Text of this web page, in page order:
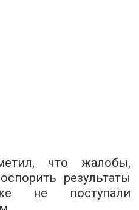
что жалобы,
результаты
не поступали